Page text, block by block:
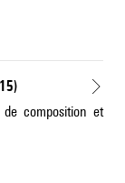
composition et